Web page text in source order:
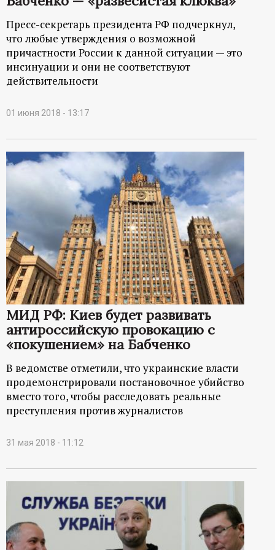
ц
и
о
ы
й
п
о
р
т
а
л
Пресс-секретарь президента РФ подчеркнул,
что любые утверждения о возможной
причастности России к данной ситуации — это
инсинуации и они не соответствуют
действительности
01 июня 2018 - 13:17
МИД РФ: Киев будет развивать
антироссийскую провокацию с
«покушением» на Бабченко
В ведомстве отметили, что украинские власти
продемонстрировали постановочное убийство
вместо того, чтобы расследовать реальные
преступления против журналистов
31 мая 2018 - 11:12